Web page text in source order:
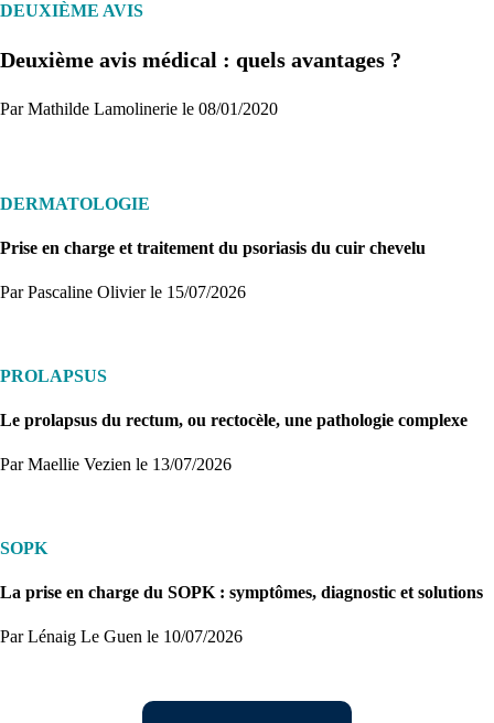
Je commence
DEUXIÈME AVIS
Deuxième avis médical : quels avantages ?
Par Mathilde Lamolinerie le 08/01/2020
DERMATOLOGIE
Prise en charge et traitement du psoriasis du cuir chevelu
Par Pascaline Olivierle 15/07/2026
PROLAPSUS
Le prolapsus du rectum, ou rectocèle, une pathologie complexe
Par Maellie Vezien le 13/07/2026
SOPK
La prise en charge du SOPK : symptômes, diagnostic et solutions
Par Lénaig Le Guen le 10/07/2026